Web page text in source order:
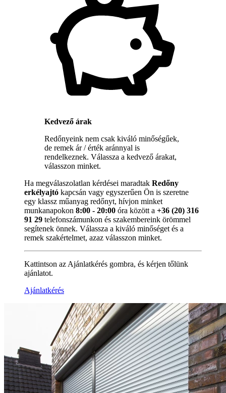
Kedvező árak
Redőnyeink nem csak kiváló minőségűek,
de remek ár / érték aránnyal is
rendelkeznek. Válassza a kedvező árakat,
válasszon minket.
Ha megválaszolatlan kérdései maradtak Redőny
erkélyajtó kapcsán vagy egyszerűen Ön is szeretne
egy klassz műanyag redőnyt, hívjon minket
munkanapokon 8:00 - 20:00 óra között a +36 (20) 316
91 29 telefonszámunkon és szakembereink örömmel
segítenek önnek. Válassza a kiváló minőséget és a
remek szakértelmet, azaz válasszon minket.
Kattintson az Ajánlatkérés gombra, és kérjen tőlünk
ajánlatot.
Ajánlatkérés